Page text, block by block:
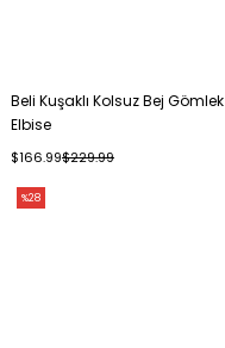
Beli Kuşaklı Kolsuz Bej Gömlek
Elbise
$166.99$229.99
%28